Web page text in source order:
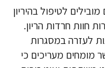
לטיפול בהיריון
מן הנשים ההרות חוות חרדות הריון.
לעזרה במסגרות
מומחים מעריכים כי